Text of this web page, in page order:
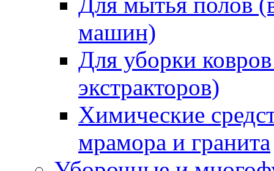
машин)
Для уборки
экстракторов)
Химические
мрамора и гранита